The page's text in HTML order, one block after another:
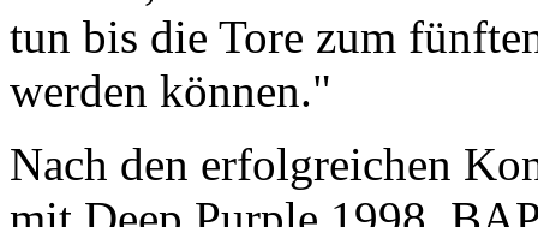
tun bis die Tore zum
werden können."
Nach den erfolgreichen